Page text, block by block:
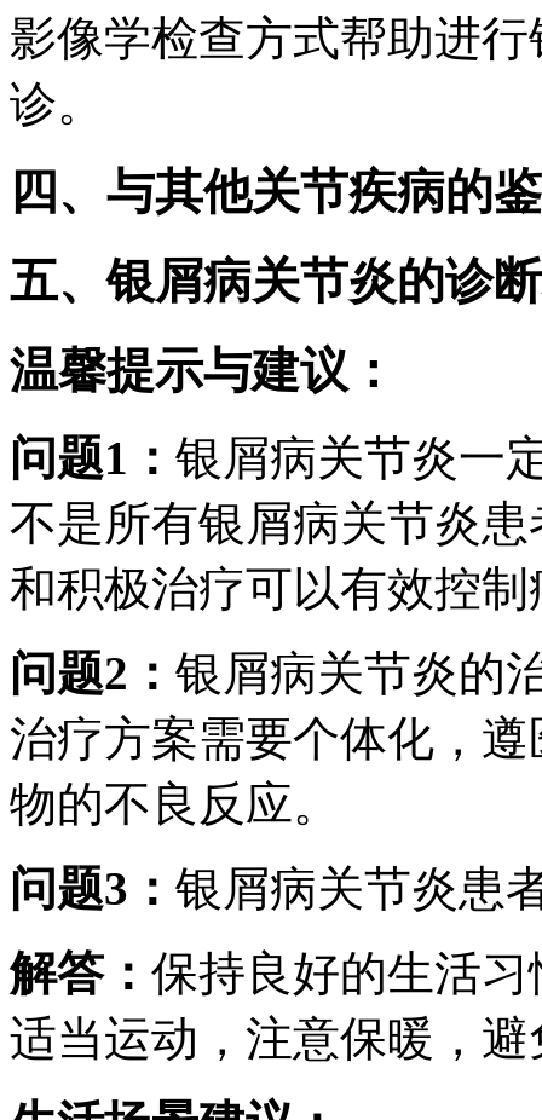
影像学检查方式帮助进
诊。
四、与其他关节疾病的
五、银屑病关节炎的诊
温馨提示与建议：
问题1： 银屑病关节炎一
不是所有银屑病关节炎
和积极治疗可以有效控
问题2： 银屑病关节炎的
治疗方案需要个体化，
物的不良反应。
问题3： 银屑病关节炎患
解答： 保持良好的生活
适当运动，注意保暖，